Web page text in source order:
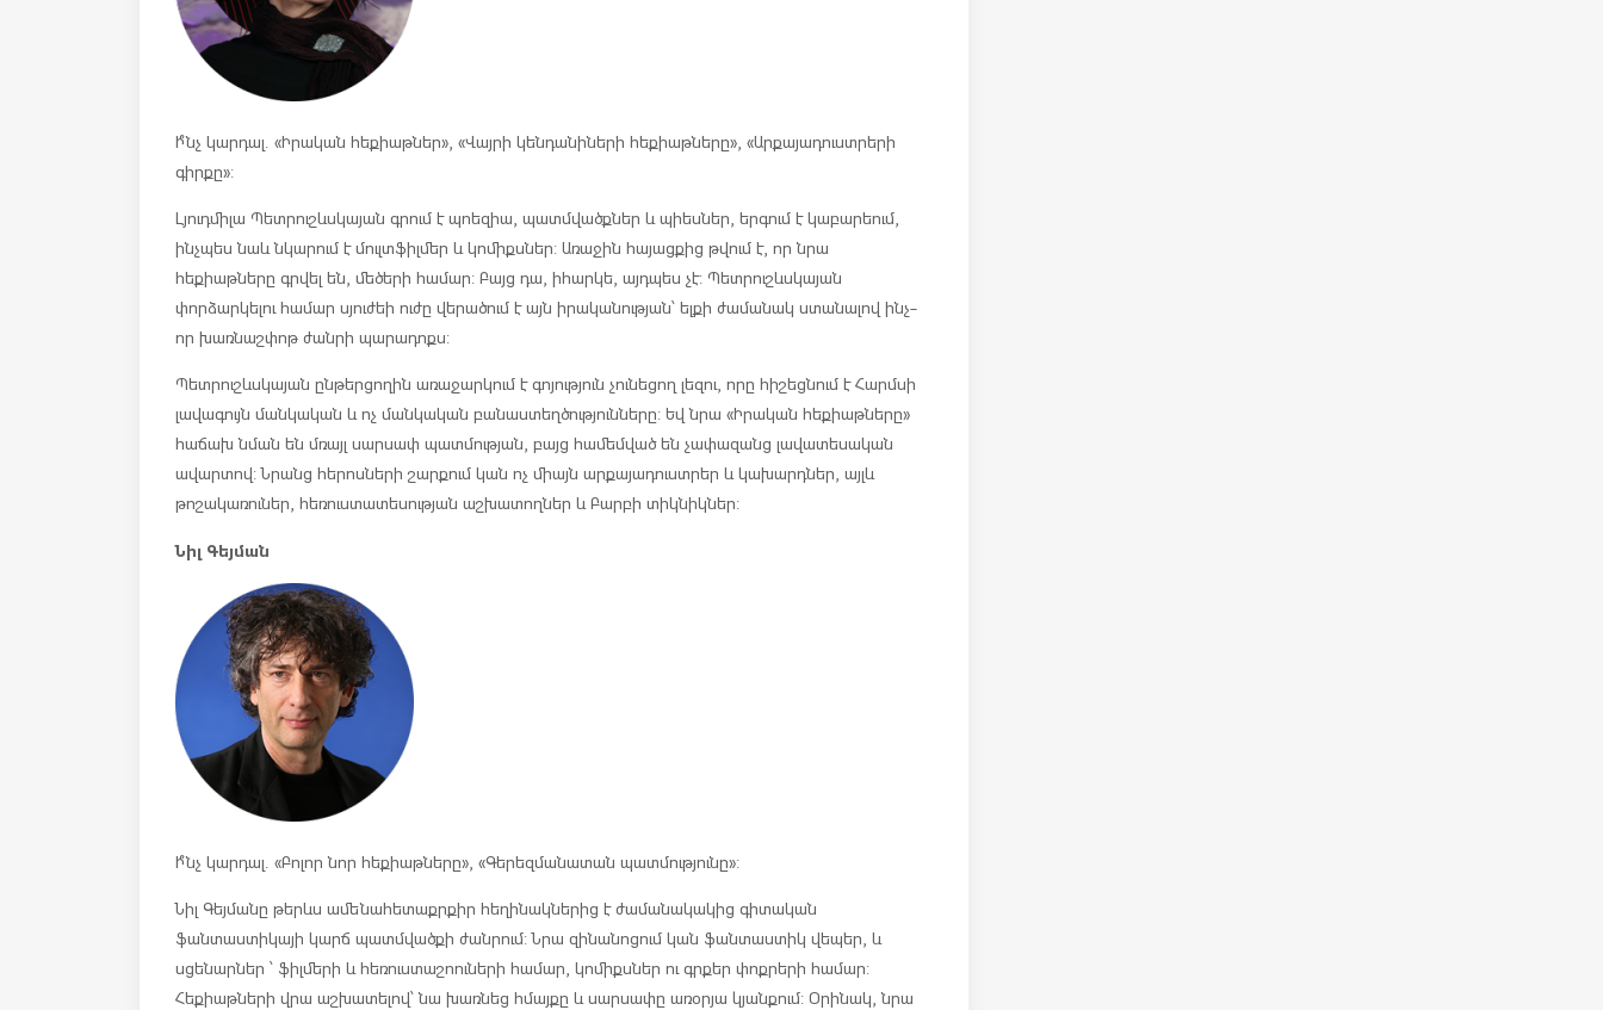
Ի՞նչ կարդալ. «Իրական հեքիաթներ», «Վայրի կենդանիների հեքիաթները», «Արքայադուստրերի
գիրքը»:
Լյուդմիլա Պետրուշևսկայան գրում է պոեզիա, պատմվածքներ և պիեսներ, երգում է կաբարեում,
ինչպես նաև նկարում է մուլտֆիլմեր և կոմիքսներ: Առաջին հայացքից թվում է, որ նրա
հեքիաթները գրվել են, մեծերի համար: Բայց դա, իհարկե, այդպես չէ: Պետրուշևսկայան
փորձարկելու համար սյուժեի ուժը վերածում է այն իրականության՝ ելքի ժամանակ ստանալով ինչ-
որ խառնաշփոթ ժանրի պարադոքս:
Պետրուշևսկայան ընթերցողին առաջարկում է գոյություն չունեցող լեզու, որը հիշեցնում է Հարմսի
լավագույն մանկական և ոչ մանկական բանաստեղծությունները: Եվ նրա «Իրական հեքիաթները»
հաճախ նման են մռայլ սարսափ պատմության, բայց համեմված են չափազանց լավատեսական
ավարտով: Նրանց հերոսների շարքում կան ոչ միայն արքայադուստրեր և կախարդներ, այլև
թոշակառուներ, հեռուստատեսության աշխատողներ և Բարբի տիկնիկներ:
Նիլ Գեյման
Ի՞նչ կարդալ. «Բոլոր նոր հեքիաթները», «Գերեզմանատան պատմությունը»:
Նիլ Գեյմանը թերևս ամենահետաքրքիր հեղինակներից է ժամանակակից գիտական
ֆանտաստիկայի կարճ պատմվածքի ժանրում: Նրա զինանոցում կան ֆանտաստիկ վեպեր, և
սցենարներ ՝ ֆիլմերի և հեռուստաշոուների համար, կոմիքսներ ու գրքեր փոքրերի համար:
Հեքիաթների վրա աշխատելով՝ նա խառնեց հմայքը և սարսափը առօրյա կյանքում: Օրինակ, նրա